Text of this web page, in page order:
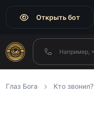
Открыть бот
Глаз Бога Кто звонил?